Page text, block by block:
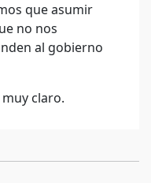
que asumir
no nos
al gobierno
claro.